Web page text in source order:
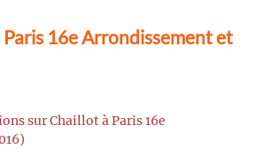
Paris 16e Arrondissement et
sur Chaillot à Paris 16e